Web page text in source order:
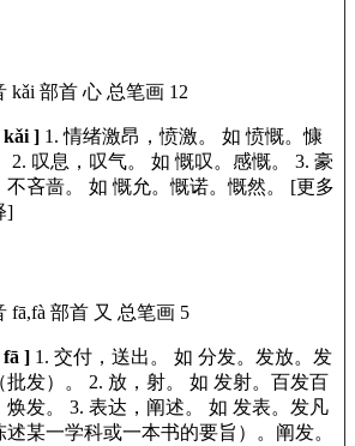
kǎi 部首 心 总笔画 12
kǎi ] 1. 情绪激昂，愤激。 如 愤慨。慷
2. 叹息，叹气。 如 慨叹。感慨。 3. 豪
不吝啬。 如 慨允。慨诺。慨然。
[更多
]
fā,fà 部首 又 总笔画 5
fā ] 1. 交付，送出。 如 分发。发放。发
批发）。
2. 放，射。 如 发射。百发百
发。
3. 表达，阐述。 如 发表。发凡
述某一学科或一本书的要旨）。阐发。